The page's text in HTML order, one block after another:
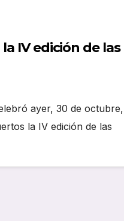
IV edición de
ayer, 30 de
la IV edición de las